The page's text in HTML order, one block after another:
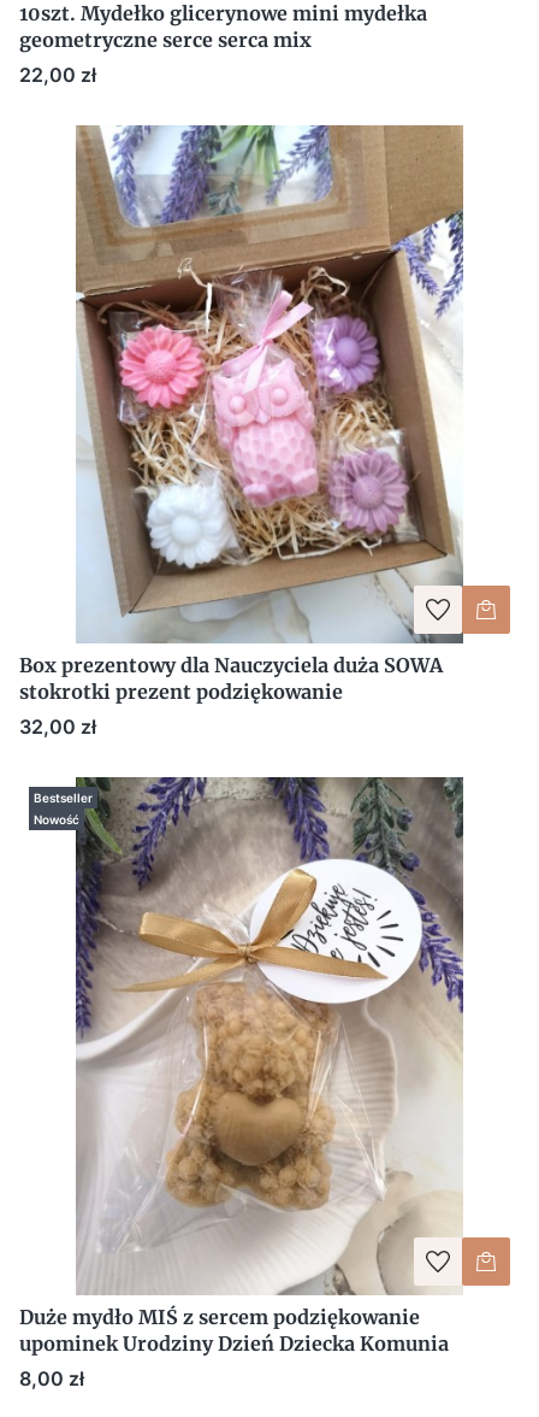
10szt. Mydełko glicerynowe mini mydełka
geometryczne serce serca mix
Cena
22,00 zł
Box prezentowy dla Nauczyciela duża SOWA
stokrotki prezent podziękowanie
Cena
32,00 zł
Bestseller
Nowość
Duże mydło MIŚ z sercem podziękowanie
upominek Urodziny Dzień Dziecka Komunia
Cena
8,00 zł